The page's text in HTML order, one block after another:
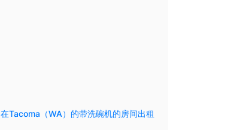
在Tacoma（WA）的带洗碗机的房间出租